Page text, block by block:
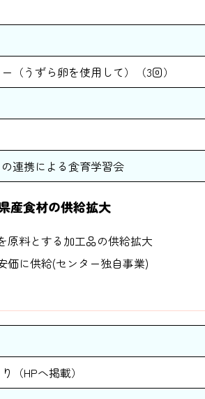
（うずら卵を使用して）（3回）
連携による食育学習会
産食材の供給拡大
原料とする加工品の供給拡大
価に供給(センター独自事業)
（HPへ掲載）